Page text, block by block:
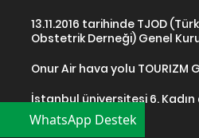
WhatsApp Destek
13.11.2016 tarihinde TJOD
Obstetrik Derneği) Genel
Onur Air hava yolu TOURIZM
İstanbul üniversitesi 6.